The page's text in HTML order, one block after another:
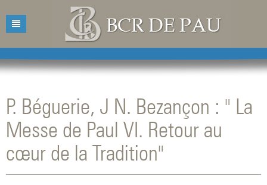
Accueil
Présentation
Horaires d'ouvertures
Contacts
Catalogue
Catalogue des livres
Catalogue des revues
Acquisitions
Bibliographies
P. Béguerie, J N. Bezançon : " La
Messe de Paul VI. Retour au
cœur de la Tradition"